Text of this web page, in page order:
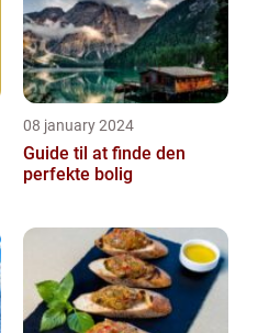
08 january 2024
Guide til at finde den
perfekte bolig